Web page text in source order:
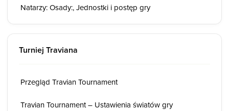
Natarzy: Osady:, Jednostki i postęp gry
Turniej Traviana
Przegląd Travian Tournament
Travian Tournament – Ustawienia światów gry